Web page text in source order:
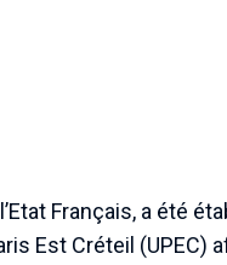
Français, a été
Est Créteil (UPEC)